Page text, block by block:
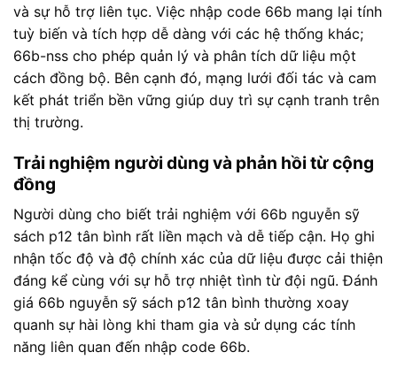
và sự hỗ trợ liên tục. Việc nhập code 66b mang lại tính
tuỳ biến và tích hợp dễ dàng với các hệ thống khác;
66b-nss cho phép quản lý và phân tích dữ liệu một
cách đồng bộ. Bên cạnh đó, mạng lưới đối tác và cam
kết phát triển bền vững giúp duy trì sự cạnh tranh trên
thị trường.
Trải nghiệm người dùng và phản hồi từ cộng
đồng
Người dùng cho biết trải nghiệm với 66b nguyễn sỹ
sách p12 tân bình rất liền mạch và dễ tiếp cận. Họ ghi
nhận tốc độ và độ chính xác của dữ liệu được cải thiện
đáng kể cùng với sự hỗ trợ nhiệt tình từ đội ngũ. Đánh
giá 66b nguyễn sỹ sách p12 tân bình thường xoay
quanh sự hài lòng khi tham gia và sử dụng các tính
năng liên quan đến nhập code 66b.